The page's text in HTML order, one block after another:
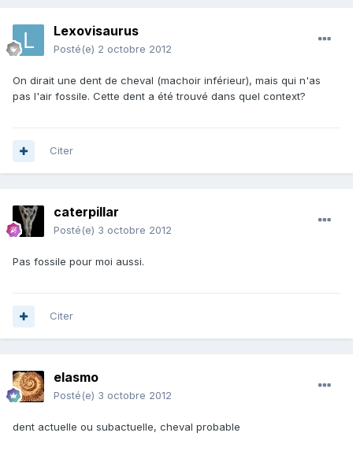
Lexovisaurus
Posté(e) 2 octobre 2012
On dirait une dent de cheval (machoir inférieur), mais qui n'as
pas l'air fossile. Cette dent a été trouvé dans quel context?
Citer
caterpillar
Posté(e) 3 octobre 2012
Pas fossile pour moi aussi.
Citer
elasmo
Posté(e) 3 octobre 2012
dent actuelle ou subactuelle, cheval probable